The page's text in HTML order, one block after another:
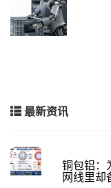
最新资讯
铜包铝：
网线里却